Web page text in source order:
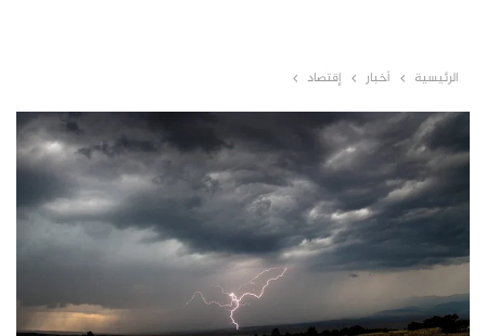
الرئيسية أخبار إقتصاد